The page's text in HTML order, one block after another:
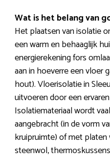
Wat is het belang van
Het plaatsen van isolatie
een warm en behaaglijk
energierekening fors
aan in hoeverre een vloer
hout). Vloerisolatie in
uitvoeren door een
Isolatiemateriaal wordt
aangebracht (in de vorm
kruipruimte) of met platen
steenwol,